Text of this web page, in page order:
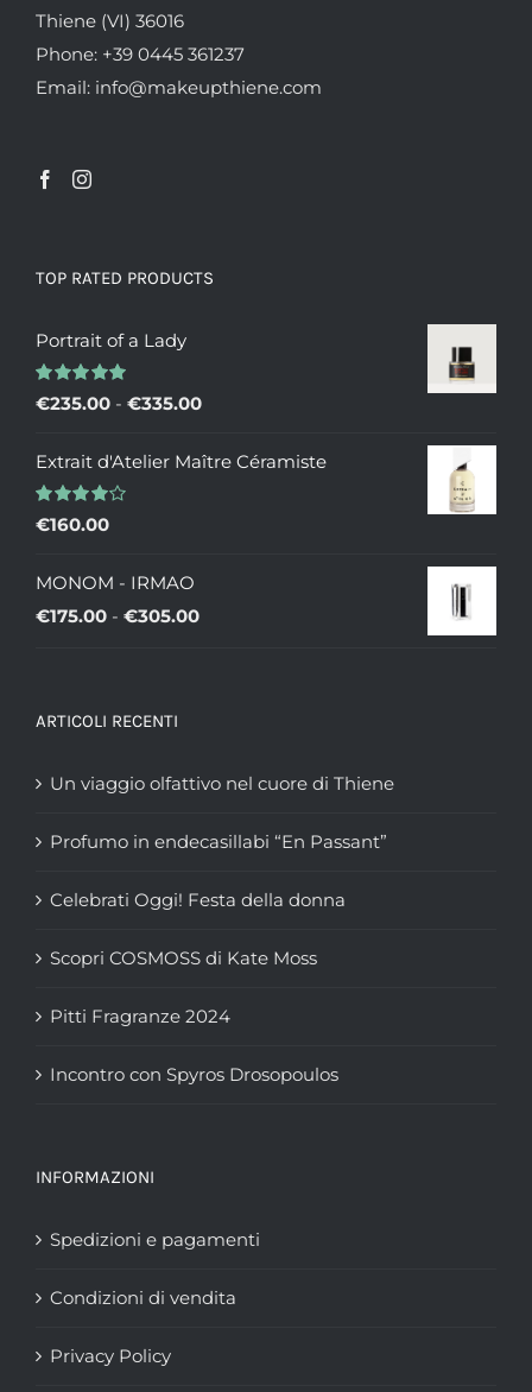
Thiene (VI) 36016
Phone: +39 0445 361237
Email: info@makeupthiene.com
TOP RATED PRODUCTS
Portrait of a Lady
Valutato
5.00 su 5
€235.00 - €335.00Fascia
prezzo:
Extrait d'Atelier Maître Céramiste
Valutato
4.00
€160.00
MONOM - IRMAO
€175.00 - €305.00Fascia
a
ARTICOLI RECENTI
Un viaggio olfattivo nel cuore di Thiene
Profumo in endecasillabi “En Passant”
Celebrati Oggi! Festa della donna
Scopri COSMOSS di Kate Moss
Pitti Fragranze 2024
Incontro con Spyros Drosopoulos
INFORMAZIONI
Spedizioni e pagamenti
Condizioni di vendita
Privacy Policy